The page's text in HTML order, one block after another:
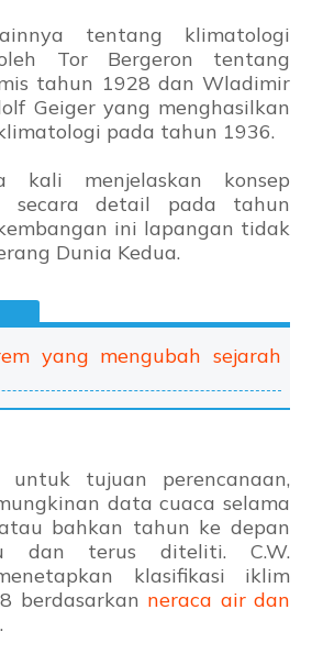
tentang klimatologi
Tor Bergeron tentang
tahun 1928 dan Wladimir
Geiger yang menghasilkan
pada tahun 1936.
kali menjelaskan konsep
secara detail pada tahun
ini lapangan tidak
Dunia Kedua.
yang mengubah sejarah
untuk tujuan perencanaan,
data cuaca selama
bahkan tahun ke depan
dan terus diteliti. C.W.
klasifikasi iklim
berdasarkan neraca air dan
.